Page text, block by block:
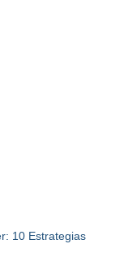
10 Estrategias